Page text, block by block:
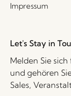
Impressum
Let's Stay in
Melden Sie
und gehören
Sales,